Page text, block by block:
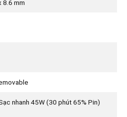
8.6 mm
nhanh 45W (30 phút 65% Pin)